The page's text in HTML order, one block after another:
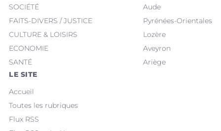
SOCIÉTÉ
FAITS-DIVERS / JUSTICE
CULTURE & LOISIRS
ECONOMIE
SANTÉ
Aude
Pyrénées-Orientales
Lozère
Aveyron
Ariège
LE SITE
Accueil
Toutes les rubriques
Flux RSS